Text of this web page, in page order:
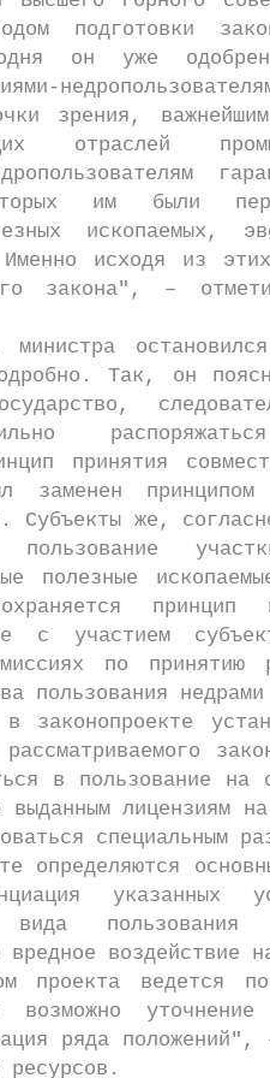
подготовки
он уже
важнейшим
отраслей
им были
ископаемых,
Именно исходя из
закона", –
остановился
Так, он
принятия
заменен
Субъекты же,
пользование
полезные
принцип
с участием
по принятию
пользования
в пользование на
лицензиям
специальным
указанных
пользования
вредное воздействие
ведется
возможно
ряда положений",
ресурсов.